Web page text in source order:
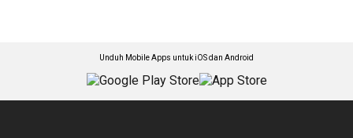
Unduh Mobile Apps untuk iOS dan Android